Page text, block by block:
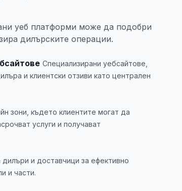
уеб платформи може да подобри
дилърските операции.
Специализирани уебсайтове,
и клиентски отзиви като централен
зони, където клиентите могат да
услуги и получават
и доставчици за ефективно
и части.